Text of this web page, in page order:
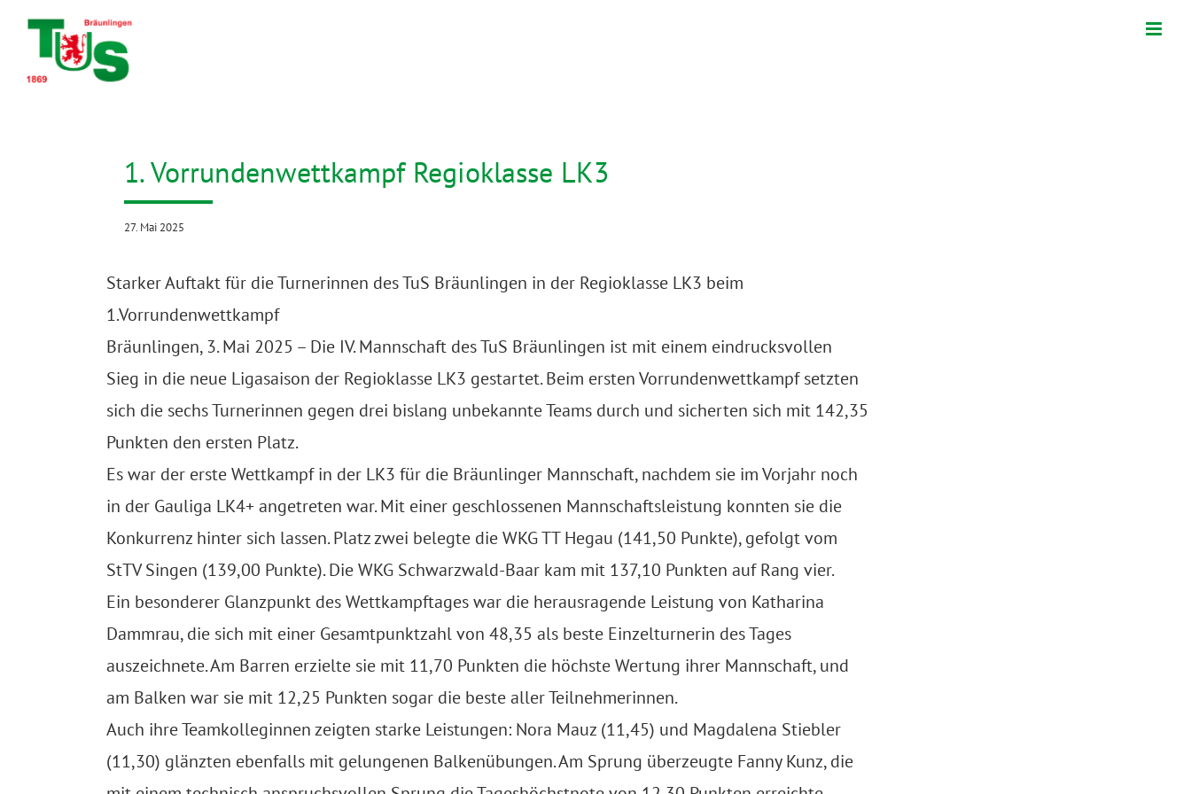
Zum
springen
1. Vorrundenwettkampf Regioklasse LK3
27. Mai 2025
Starker Auftakt für die Turnerinnen des TuS Bräunlingen in der Regioklasse LK3 beim
1.Vorrundenwettkampf
Bräunlingen, 3. Mai 2025 – Die IV. Mannschaft des TuS Bräunlingen ist mit einem eindrucksvollen
Sieg in die neue Ligasaison der Regioklasse LK3 gestartet. Beim ersten Vorrundenwettkampf setzten
sich die sechs Turnerinnen gegen drei bislang unbekannte Teams durch und sicherten sich mit 142,35
Punkten den ersten Platz.
Es war der erste Wettkampf in der LK3 für die Bräunlinger Mannschaft, nachdem sie im Vorjahr noch
in der Gauliga LK4+ angetreten war. Mit einer geschlossenen Mannschaftsleistung konnten sie die
Konkurrenz hinter sich lassen. Platz zwei belegte die WKG TT Hegau (141,50 Punkte), gefolgt vom
StTV Singen (139,00 Punkte). Die WKG Schwarzwald-Baar kam mit 137,10 Punkten auf Rang vier.
Ein besonderer Glanzpunkt des Wettkampftages war die herausragende Leistung von Katharina
Dammrau, die sich mit einer Gesamtpunktzahl von 48,35 als beste Einzelturnerin des Tages
auszeichnete. Am Barren erzielte sie mit 11,70 Punkten die höchste Wertung ihrer Mannschaft, und
am Balken war sie mit 12,25 Punkten sogar die beste aller Teilnehmerinnen.
Auch ihre Teamkolleginnen zeigten starke Leistungen: Nora Mauz (11,45) und Magdalena Stiebler
(11,30) glänzten ebenfalls mit gelungenen Balkenübungen. Am Sprung überzeugte Fanny Kunz, die